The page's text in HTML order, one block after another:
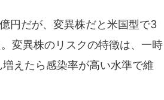
円だが、変異株だと米国型で3
変異株のリスクの特徴は、一時
えたら感染率が高い水準で維